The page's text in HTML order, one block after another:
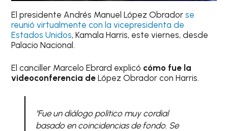
El presidente Andrés Manuel López Obradorse
reunió virtualmente con la vicepresidenta de
Estados Unidos, Kamala Harris, este viernes, desde
Palacio Nacional.
El canciller Marcelo Ebrard explicó cómo fue la
videoconferencia deLópez Obrador con Harris.
"Fue un diálogo político muy cordial
basado en coincidencias de fondo. Se